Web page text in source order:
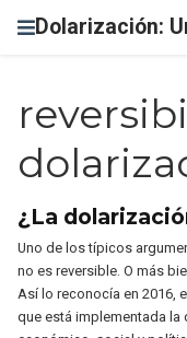
Dolarización:
¿La
Uno de los típicos
no es reversible. O más
Así lo reconocía en 2016,
que está implementada